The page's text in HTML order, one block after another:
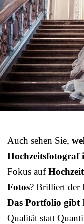
Auch sehen Sie,
Hochzeitsfotograf
Fokus auf
Fotos? Brilliert der
Das Portfolio gibt
Qualität statt